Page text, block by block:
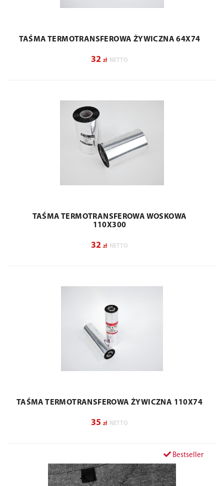
TAŚMA TERMOTRANSFEROWA ŻYWICZNA 64X74
32 zł NETTO
TAŚMA TERMOTRANSFEROWA WOSKOWA
110X300
32 zł NETTO
TAŚMA TERMOTRANSFEROWA ŻYWICZNA 110X74
35 zł NETTO
Bestseller